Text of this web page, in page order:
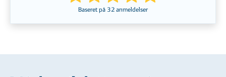
Baseret på 32 anmeldelser